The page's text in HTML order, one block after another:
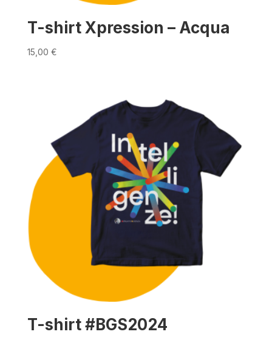
T-shirt Xpression – Acqua
15,00 €
T-shirt #BGS2024